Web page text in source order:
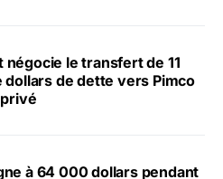
négocie le transfert de 11
dollars de dette vers Pimco
à 64 000 dollars pendant